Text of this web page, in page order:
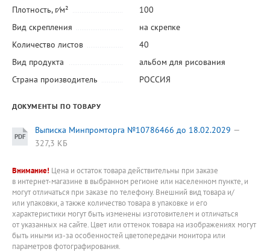
Плотность, г⁄м²
100
Вид скрепления
на скрепке
Количество листов
40
Вид продукта
альбом для рисования
Страна производитель
РОССИЯ
ДОКУМЕНТЫ ПО ТОВАРУ
Выписка Минпромторга №10786466 до 18.02.2029
327,3 КБ
Внимание! Цена и остаток товара действительны при заказе
в интернет-магазине в выбранном регионе или населенном пункте, и
могут отличаться при заказе по телефону. Внешний вид товара и/
или упаковки, а также количество товара в упаковке и его
характеристики могут быть изменены изготовителем и отличаться
от указанных на сайте. Цвет или оттенок товара на изображениях могут
быть иными из-за особенностей цветопередачи монитора или
параметров фотографирования.